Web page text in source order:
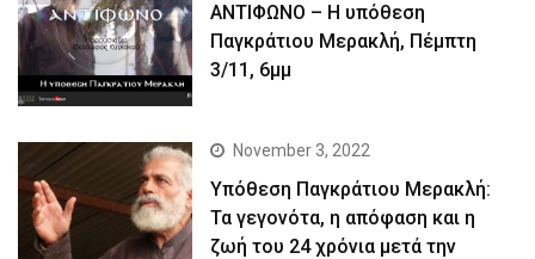
ΑΝΤΙΦΩΝΟ – Η υπόθεση
Παγκράτιου Μερακλή, Πέμπτη
3/11, 6μμ
November 3, 2022
Yπόθεση Παγκράτιου Μερακλή:
Τα γεγονότα, η απόφαση και η
ζωή του 24 χρόνια μετά την